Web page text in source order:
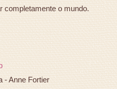
completamente o mundo.
- Anne Fortier